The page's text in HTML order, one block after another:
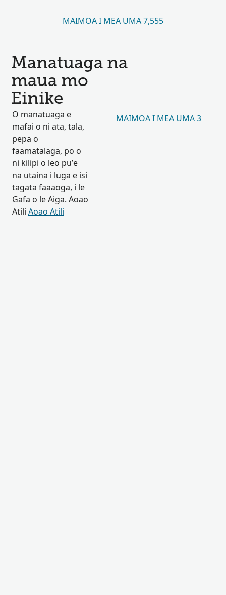
MAIMOA I MEA UMA 7,555
Manatuaga na
maua mo
Einike
O manatuaga e
mafai o ni ata, tala,
pepa o
faamatalaga, po o
ni kilipi o leo pu’e
na utaina i luga e isi
tagata faaaoga, i le
Gafa o le Aiga. Aoao
Atili Aoao Atili
MAIMOA I MEA UMA 3